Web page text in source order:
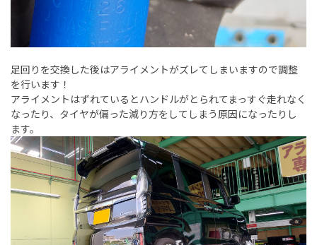
足回りを交換した後はアライメントがズレてしまいますので調整
を行います！
アライメントはずれているとハンドルがとられてまっすぐ走れなく
なったり、タイヤが偏った減り方をしてしまう原因になったりし
ます。